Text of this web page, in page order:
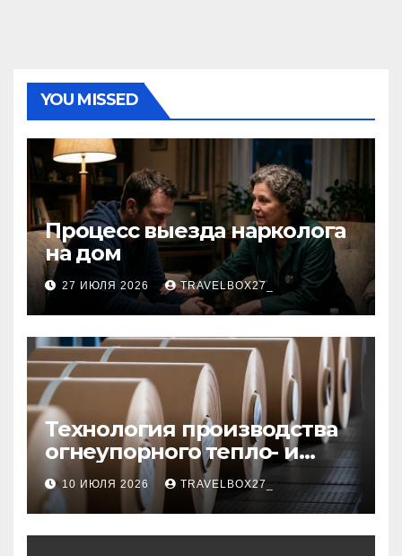
YOU MISSED
Процесс выезда нарколога
на дом
27 ИЮЛЯ 2026 TRAVELBOX27_
Технология производства
огнеупорного тепло- и
звукоизоляционного
картона из
муллитокремнеземистого
волокна
10 ИЮЛЯ 2026 TRAVELBOX27_